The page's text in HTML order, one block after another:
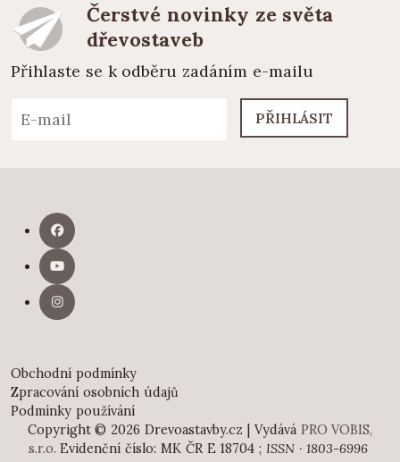
Čerstvé novinky ze světa
dřevostaveb
Přihlaste se k odběru zadáním e-mailu
PŘIHLÁSIT
Obchodní podmínky
Zpracování osobních údajů
Podmínky používání
Copyright © 2026 Drevoastavby.cz | Vydává PRO VOBIS,
s.r.o. Evidenční číslo: MK ČR E 18704 ; ISSN · 1803-6996